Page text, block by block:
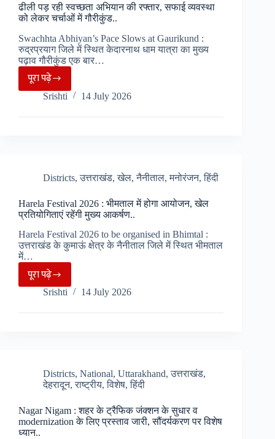
की
कार्यक्रम
हुआ
रद्द,
युवाओं
ने
करवाया
ढीली पड़ रही स्वच्छता अभियान की रफ्तार, सफाई व्यवस्था
को लेकर चर्चाओं में गौरीकुंड..
Swachhta Abhiyan’s Pace Slows at Gaurikund :
रुद्रप्रयाग जिले में स्थित केदारनाथ धाम यात्रा का मुख्य
पढ़ाव गौरीकुंड एक बार…
पूरा पढ़ेढीली
पड़
रही
रफ्तार,
व्यवस्था
को
लेकर
चर्चाओं
में
गौरीकुंड..
Srishti 14 July 2026
Districts,उत्तराखंड,खेल,नैनीताल,मनोरंजन,हिंदी
Harela Festival 2026 : भीमताल में होगा आयोजन, खेल
प्रतियोगिताएं रहेंगी मुख्य आकर्षण..
Harela Festival 2026 to be organised in Bhimtal :
उत्तराखंड के कुमाऊं क्षेत्र के नैनीताल जिले में स्थित भीमताल
में…
पूरा पढ़ेHarela
Festival
2026
होगा
आयोजन,
खेल
प्रतियोगिताएं
Srishti 14 July 2026
Districts, National, Uttarakhand,उत्तराखंड,
देहरादून,राष्ट्रीय,विशेष,हिंदी
Nagar Nigam : शहर के ट्रैफिक जंक्शन के सुधार व
modernization के लिए प्रस्ताव जारी, सौंदर्यकरण पर विशेष
ध्यान..